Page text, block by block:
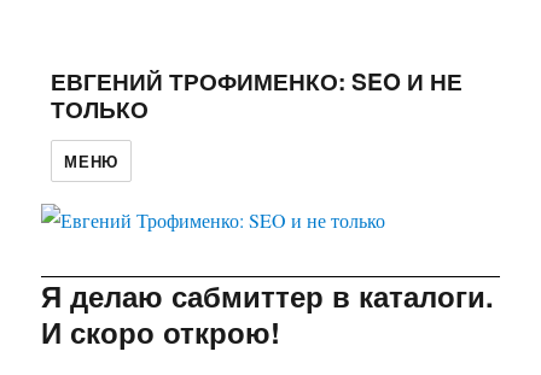
ЕВГЕНИЙ ТРОФИМЕНКО: SEO И НЕ
ТОЛЬКО
МЕНЮ
Я делаю сабмиттер в каталоги.
И скоро открою!